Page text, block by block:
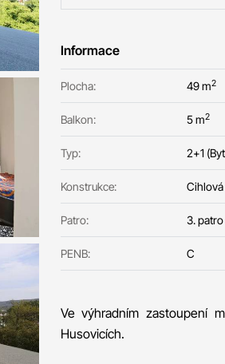
Informace
Plocha: 49 m2
Balkon: 5 m2
Typ: 2+1
Konstrukce: Cihlová
Patro: 3. patro
PENB: C
Ve výhradním zastoupení
Husovicích.